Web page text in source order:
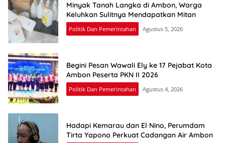
Minyak Tanah Langka di Ambon, Warga
Keluhkan Sulitnya Mendapatkan Mitan
Politik Dan Pemerintahan Agustus 5, 2026
Begini Pesan Wawali Ely ke 17 Pejabat Kota
Ambon Peserta PKN II 2026
Politik Dan Pemerintahan Agustus 4, 2026
Hadapi Kemarau dan El Nino, Perumdam
Tirta Yapono Perkuat Cadangan Air Ambon